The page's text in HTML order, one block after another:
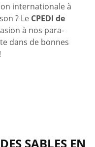
internationale à
? Le CPEDI de
à nos para-
dans de bonnes
SABLES EN